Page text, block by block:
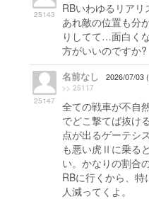
25143
RBいわゆるリア
あれ敵の位置も分
りしてて…面白く
方がいいのですか?
25147
名前なし 2026/07/03
>> 25117
全ての戦車が不自
でどこ撃てば抜け
点が出るゲーテシ
も悪い虎Ⅱに乗る
い。かなりの割合
RBに行くから、
人減ってくよ。